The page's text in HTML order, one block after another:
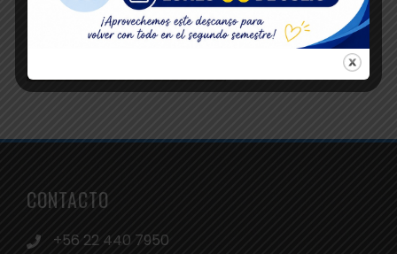
CONTACTO
+56 22 440 7950